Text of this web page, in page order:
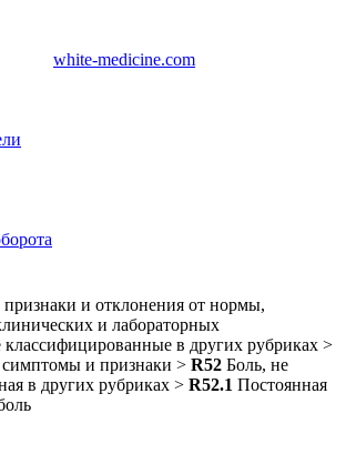
white-medicine.com
и отклонения от нормы,
и лабораторных
классифицированные в других рубриках >
и признаки > R52 Боль, не
в других рубриках > R52.1 Постоянная